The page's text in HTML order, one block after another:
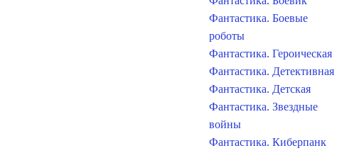
Фантастика. Боевые
роботы
Фантастика. Героическая
Фантастика. Детективная
Фантастика. Детская
Фантастика. Звездные
войны
Фантастика. Киберпанк